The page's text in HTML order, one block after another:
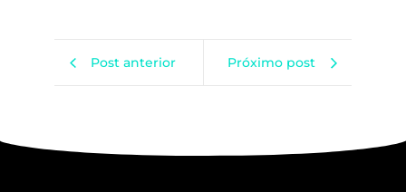
Post anterior Próximo post